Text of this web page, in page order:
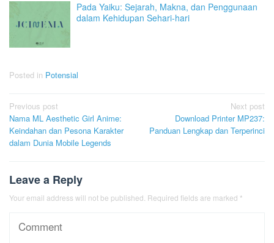
Pada Yaiku: Sejarah, Makna, dan Penggunaan
dalam Kehidupan Sehari-hari
Posted in Potensial
Post
navigation
Previous post
Nama ML Aesthetic Girl Anime:
Keindahan dan Pesona Karakter
dalam Dunia Mobile Legends
Next post
Download Printer MP237:
Panduan Lengkap dan Terperinci
Leave a Reply
Your email address will not be published. Required fields are marked *